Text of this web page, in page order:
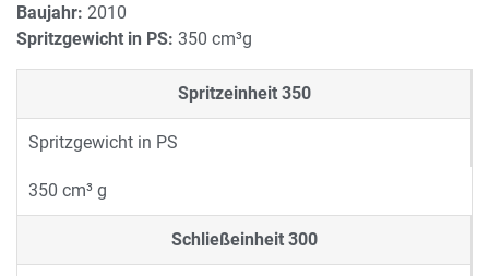
Baujahr: 2010
Spritzgewicht in PS: 350 cm³g
Spritzeinheit 350
Spritzgewicht in PS
350 cm³ g
Schließeinheit 300